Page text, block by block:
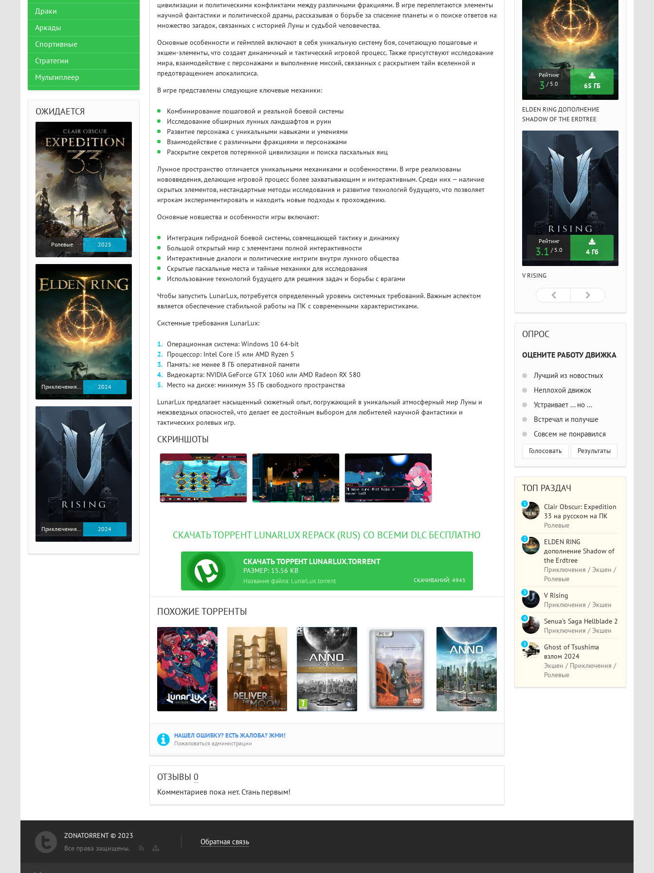
цивилизации и политическими конфликтами между различными фракциями. В игре переплетаются элементы
научной фантастики и политической драмы, рассказывая о борьбе за спасение планеты и о поиске ответов на
множество загадок, связанных с историей Луны и судьбой человечества.
Основные особенности и геймплей включают в себя уникальную систему боя, сочетающую пошаговые и
экшен-элементы, что создает динамичный и тактический игровой процесс. Также присутствуют исследование
мира, взаимодействие с персонажами и выполнение миссий, связанных с раскрытием тайн вселенной и
предотвращением апокалипсиса.
В игре представлены следующие ключевые механики:
Комбинирование пошаговой и реальной боевой системы
Исследование обширных лунных ландшафтов и руин
Развитие персонажа с уникальными навыками и умениями
Взаимодействие с различными фракциями и персонажами
Раскрытие секретов потерянной цивилизации и поиска пасхальных яиц
Лунное пространство отличается уникальными механиками и особенностями. В игре реализованы
нововведения, делающие игровой процесс более захватывающим и интерактивным. Среди них — наличие
скрытых элементов, нестандартные методы исследования и развитие технологий будущего, что позволяет
игрокам экспериментировать и находить новые подходы к прохождению.
Основные новшества и особенности игры включают:
Интеграция гибридной боевой системы, совмещающей тактику и динамику
Большой открытый мир с элементами полной интерактивности
Интерактивные диалоги и политические интриги внутри лунного общества
Скрытые пасхальные места и тайные механики для исследования
Использование технологий будущего для решения задач и борьбы с врагами
Чтобы запустить LunarLux, потребуется определенный уровень системных требований. Важным аспектом
является обеспечение стабильной работы на ПК с современными характеристиками.
Системные требования LunarLux:
Операционная система: Windows 10 64-bit
Процессор: Intel Core i5 или AMD Ryzen 5
Память: не менее 8 ГБ оперативной памяти
Видеокарта: NVIDIA GeForce GTX 1060 или AMD Radeon RX 580
Место на диске: минимум 35 ГБ свободного пространства
LunarLux предлагает насыщенный сюжетный опыт, погружающий в уникальный атмосферный мир Луны и
межзвездных опасностей, что делает ее достойным выбором для любителей научной фантастики и
тактических ролевых игр.
СКРИНШОТЫ
СКАЧАТЬ ТОРРЕНТ LUNARLUX REPACK (RUS) СО ВСЕМИ DLC БЕСПЛАТНО
СКАЧАТЬТОРРЕНТ LUNARLUX.TORRENT
РАЗМЕР: 15.56 KB
СКАЧИВАНИЙ: 4945
Название файла: LunarLux.torrent
ПОХОЖИЕ ТОРРЕНТЫ
НАШЕЛ ОШИБКУ? ЕСТЬ ЖАЛОБА? ЖМИ!
Пожаловаться администрации
ОТЗЫВЫ 0
Комментариев пока нет. Стань первым!
Драки
Аркады
Спортивные
Стратегии
Мультиплеер
ОЖИДАЕТСЯ
Ролевые 2025
Приключения / Экшен / Ролевые 2024
Приключения / Экшен 2024
ELDEN RING ДОПОЛНЕНИЕ
SHADOW OF THE ERDTREE
Рейтинг
3.1/ 5.0
V RISING
Рейтинг
3 / 5.0 65 ГБ
ELDEN RING ДОПОЛНЕНИЕ
SHADOW OF THE ERDTREE
Рейтинг
3.1 / 5.0 4 Гб
V RISING
ОПРОС
ОЦЕНИТЕ РАБОТУ ДВИЖКА
Лучший из новостных
Неплохой движок
Устраивает ... но ...
Встречал и получше
Совсем не понравился
Голосовать Результаты
ТОП РАЗДАЧ
Clair Obscur: Expedition
33 на русском на ПК
Ролевые
1
ELDEN RING
дополнение Shadow of
the Erdtree
Приключения / Экшен /
Ролевые
2
V Rising
Приключения / Экшен
3
Senua's Saga Hellblade 2
Приключения / Экшен
4
Ghost of Tsushima
взлом 2024
Экшен / Приключения /
Ролевые
5
ZONATORRENT © 2023
Все права защищены.
Обратная связь